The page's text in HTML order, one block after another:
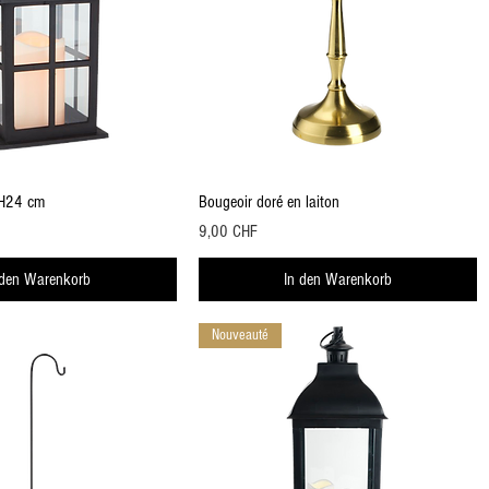
cm
Warenkorb
Schnellansicht
Bougeoir doré en laiton
Preis
9,00 CHF
In den Warenkorb
Nouveauté